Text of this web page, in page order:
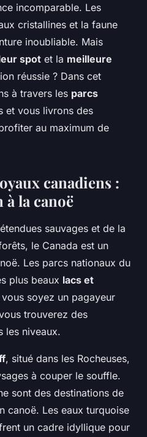
incomparable. Les
cristallines et la faune
inoubliable. Mais
spot et la meilleure
réussie ? Dans cet
à travers les parcs
et vous livrons des
au maximum de
canadiens :
la canoë
sauvages et de la
le Canada est un
Les parcs nationaux du
plus beaux lacs et
soyez un pagayeur
trouverez des
les niveaux.
, situé dans les Rocheuses,
à couper le souffle.
sont des destinations de
canoë. Les eaux turquoise
un cadre idyllique pour